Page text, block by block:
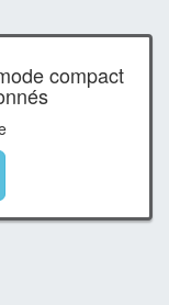
compact